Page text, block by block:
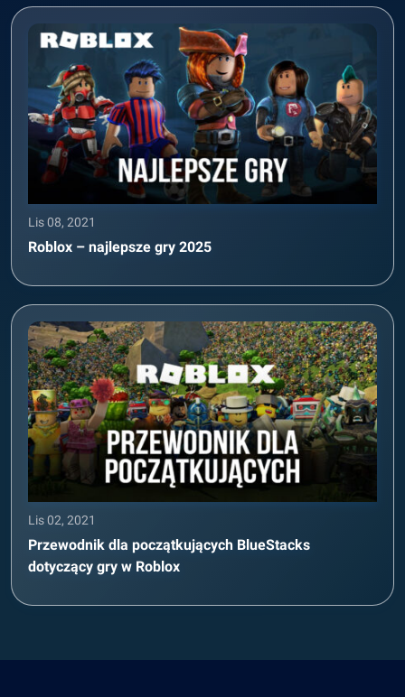
Lis 08, 2021
Roblox – najlepsze gry 2025
Lis 02, 2021
Przewodnik dla początkujących BlueStacks
dotyczący gry w Roblox